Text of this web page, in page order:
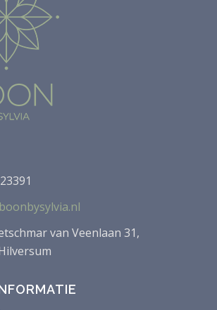
van Veenlaan 31,